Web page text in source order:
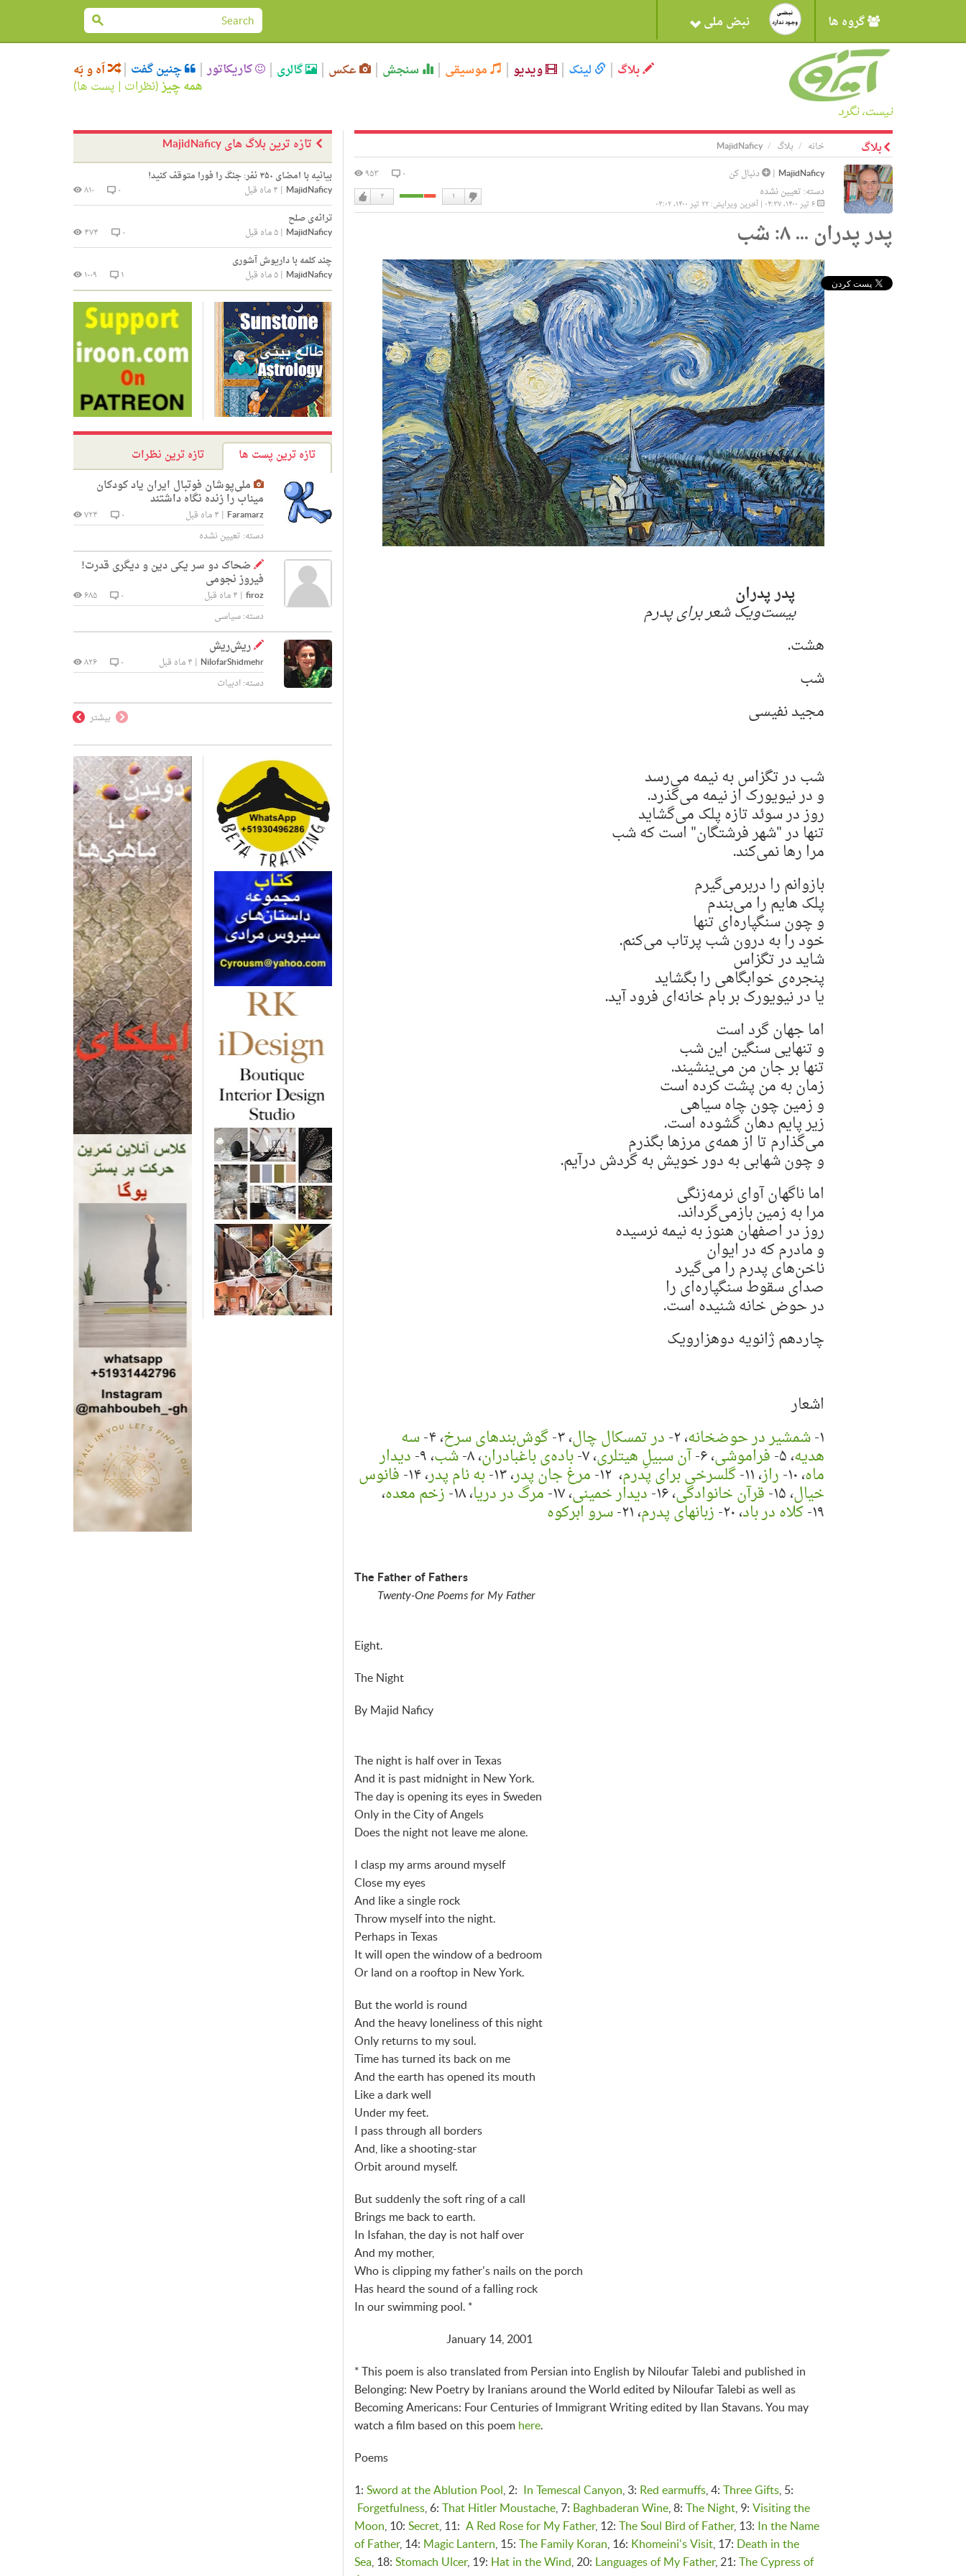
گروه ها نبض ملی
نیست، نگرد
بلاگ لینک ویدیو موسیقی سنجش عکس گالری کاریکاتور چنین گفت اَه و بَه
همه چیز(نظرات | پست ها)
خانه بلاگ بلاگ
MajidNaficy
|
دنبال کن
دسته: تعیین نشده
۰ ۹۵۳
دوست
۲ ۱
دوست
پدر پدران ... ۸: شب
پدر پدران
بیست‌و‌یک شعر برای پدرم
هشت.
شب
مجید نفیسی
شب در تگزاس به نیمه می‌رسد
و در نیویورک از نیمه می‌گذرد.
روز در سوئد تازه پلک می‌گشاید
تنها در "شهر فرشتگان" است که شب
مرا رها نمی‌کند.
بازوانم را در‌بر‌می‌گیرم
پلک هایم را می‌بندم
و چون سنگپاره‌ای تنها
خود را به درون شب پرتاب می‌کنم.
شاید در تگزاس
پنجره‌ی خوابگاهی را بگشاید
یا در نیویورک بر بام خانه‌ای فرود آید.
اما جهان گرد است
و تنهایی سنگین این شب
تنها بر جان من می‌ینشیند.
زمان به من پشت کرده است
و زمین چون چاه سیاهی
زیر پایم دهان گشوده است.
می‌گذارم تا از همه‌ی مرزها بگذرم
و چون شهابی به دور خویش به گردش درآیم.
اما ناگهان آوای نرمه‌زنگی
مرا به زمین بازمی‌گرداند.
روز در اصفهان هنوز به نیمه نرسیده
و مادرم که در ایوان
ناخن‌های پدرم را می‌گیرد
صدای سقوط سنگپاره‌ای را
در حوض خانه شنیده است.
چاردهم ژانویه دوهزار‌و‌یک
اشعار
۱- شمشیر در حوضخانه، ۲- در تمسکالچال، ۳- گوش‌بند‌های سرخ، ۴- سه
هدیه، ۵- فراموشی، ۶- آن سبیلِ هیتلری، ۷- باده‌ی باغبادران، ۸- شب، ۹- دیدار
ماه، ۱۰- راز، ۱۱- گلسرخی برای پدرم، ۱۲- مرغ جان پدر، ۱۳- به نام پدر، ۱۴- فانوس
خیال، ۱۵- قرآن خانوادگی، ۱۶- دیدار خمینی، ۱۷- مرگ در دريا، ۱۸- زخم معده،
۱۹- کلاه در باد، ۲۰- زبانهای پدرم، ۲۱- سرو ابرکوه
The Father of Fathers
Twenty-One Poems for My Father
Eight.
The Night
By Majid Naficy
The night is half over in Texas
And it is past midnight in New York.
The day is opening its eyes in Sweden
Only in the City of Angels
Does the night not leave me alone.
I clasp my arms around myself
Close my eyes
And like a single rock
Throw myself into the night.
Perhaps in Texas
It will open the window of a bedroom
Or land on a rooftop in New York.
But the world is round
And the heavy loneliness of this night
Only returns to my soul.
Time has turned its back on me
And the earth has opened its mouth
Like a dark well
Under my feet.
I pass through all borders
And, like a shooting-star
Orbit around myself.
But suddenly the soft ring of a call
Brings me back to earth.
In Isfahan, the day is not half over
And my mother,
Who is clipping my father's nails on the porch
Has heard the sound of a falling rock
In our swimming pool. *
January 14, 2001
* This poem is also translated from Persian into English by Niloufar Talebi and published in
Belonging: New Poetry by Iranians around the World edited by Niloufar Talebi as well as
Becoming Americans: Four Centuries of Immigrant Writing edited by Ilan Stavans. You may
watch a film based on this poemhere.
Poems
1:Sword at the Ablution Pool, 2: In Temescal Canyon, 3: Red earmuffs, 4:Three Gifts, 5:
Forgetfulness, 6:That Hitler Moustache, 7: Baghbaderan Wine, 8:The Night, 9:Visiting the
Moon, 10:Secret, 11: A Red Rose for My Father, 12:The Soul Bird of Father, 13: In the Name
of Father, 14: Magic Lantern, 15:The Family Koran, 16: Khomeini's Visit, 17: Death in the
Sea, 18:Stomach Ulcer, 19: Hat in the Wind, 20: Languages of My Father, 21:The Cypress of
تازه ترین بلاگ های MajidNaficy
بیانیه با امضای ۳۵۰ نفر: جنگ را فورا متوقف کنید!
MajidNaficy
| ۴ ماه قبل ۰
۸۱۰
ترانه‌ی صلح
MajidNaficy
|۵ ماه قبل ۰
۴۷۴
چند کلمه با داریوش آشوری
MajidNaficy
|۵ ماه قبل ۱ ۱۰۰۹
تازه ترین پست ها
تازه ترین نظرات
ملی‌پوشان فوتبال ایران یاد کودکان
میناب را زنده نگاه داشتند
Faramarz
| ۴ ماه قبل ۰
۷۲۴
دسته: تعیین نشده
ضحاک دو سر یکی دین و دیگری قدرت!
فیروز نجومی
firoz
| ۴ ماه قبل ۰
۶۸۵
دسته:سیاسی
ریش‌ریش
NilofarShidmehr
| ۴ ماه قبل ۰
۸۲۶
دسته:ادبیات
بیشتر